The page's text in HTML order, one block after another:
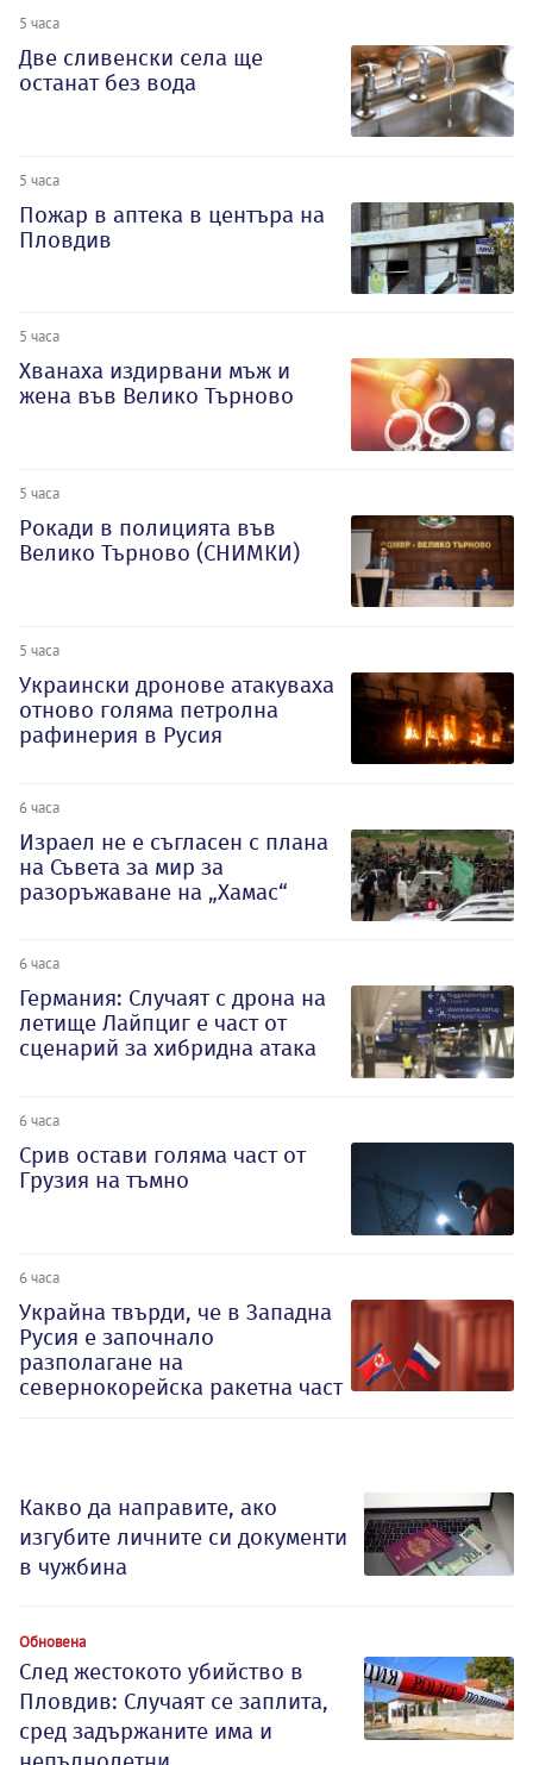
5 часа
Две сливенски села ще
останат без вода
5 часа
Пожар в аптека в центъра на
Пловдив
5 часа
Хванаха издирвани мъж и
жена във Велико Търново
5 часа
Рокади в полицията във
Велико Търново (СНИМКИ)
5 часа
Украински дронове атакуваха
отново голяма петролна
рафинерия в Русия
6 часа
Израел не е съгласен с плана
на Съвета за мир за
разоръжаване на „Хамас“
6 часа
Германия: Случаят с дрона на
летище Лайпциг е част от
сценарий за хибридна атака
6 часа
Срив остави голяма част от
Грузия на тъмно
6 часа
Украйна твърди, че в Западна
Русия е започнало
разполагане на
севернокорейска ракетна част
Какво да направите, ако
изгубите личните си документи
в чужбина
Обновена
След жестокото убийство в
Пловдив: Случаят се заплита,
сред задържаните има и